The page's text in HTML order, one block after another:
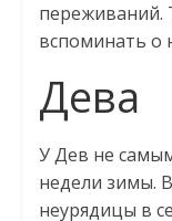
переживаний.
вспоминать о
Дева
У Дев не
недели зимы.
неурядицы в